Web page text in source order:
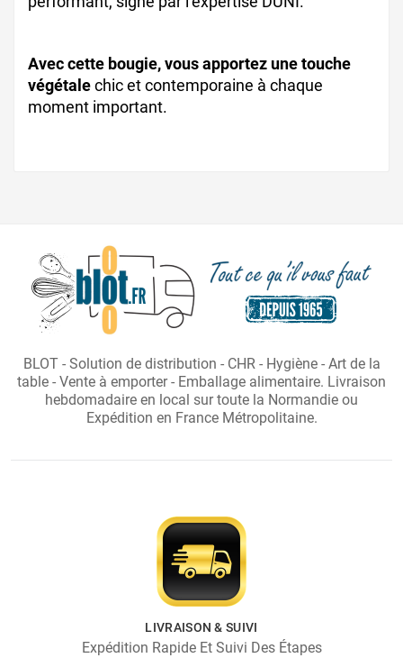
Avec cette bougie, vous apportez une touche
végétalechic et contemporaine à chaque
moment important.
BLOT - Solution de distribution - CHR - Hygiène - Art de la
table - Vente à emporter - Emballage alimentaire. Livraison
hebdomadaire en local sur toute la Normandie ou
Expédition en France Métropolitaine.
LIVRAISON & SUIVI
Expédition Rapide Et Suivi Des Étapes